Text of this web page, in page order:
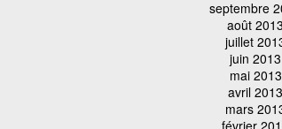
septembre
août 2013
juillet
juin 2013
mai 2013
avril 2013
mars
février